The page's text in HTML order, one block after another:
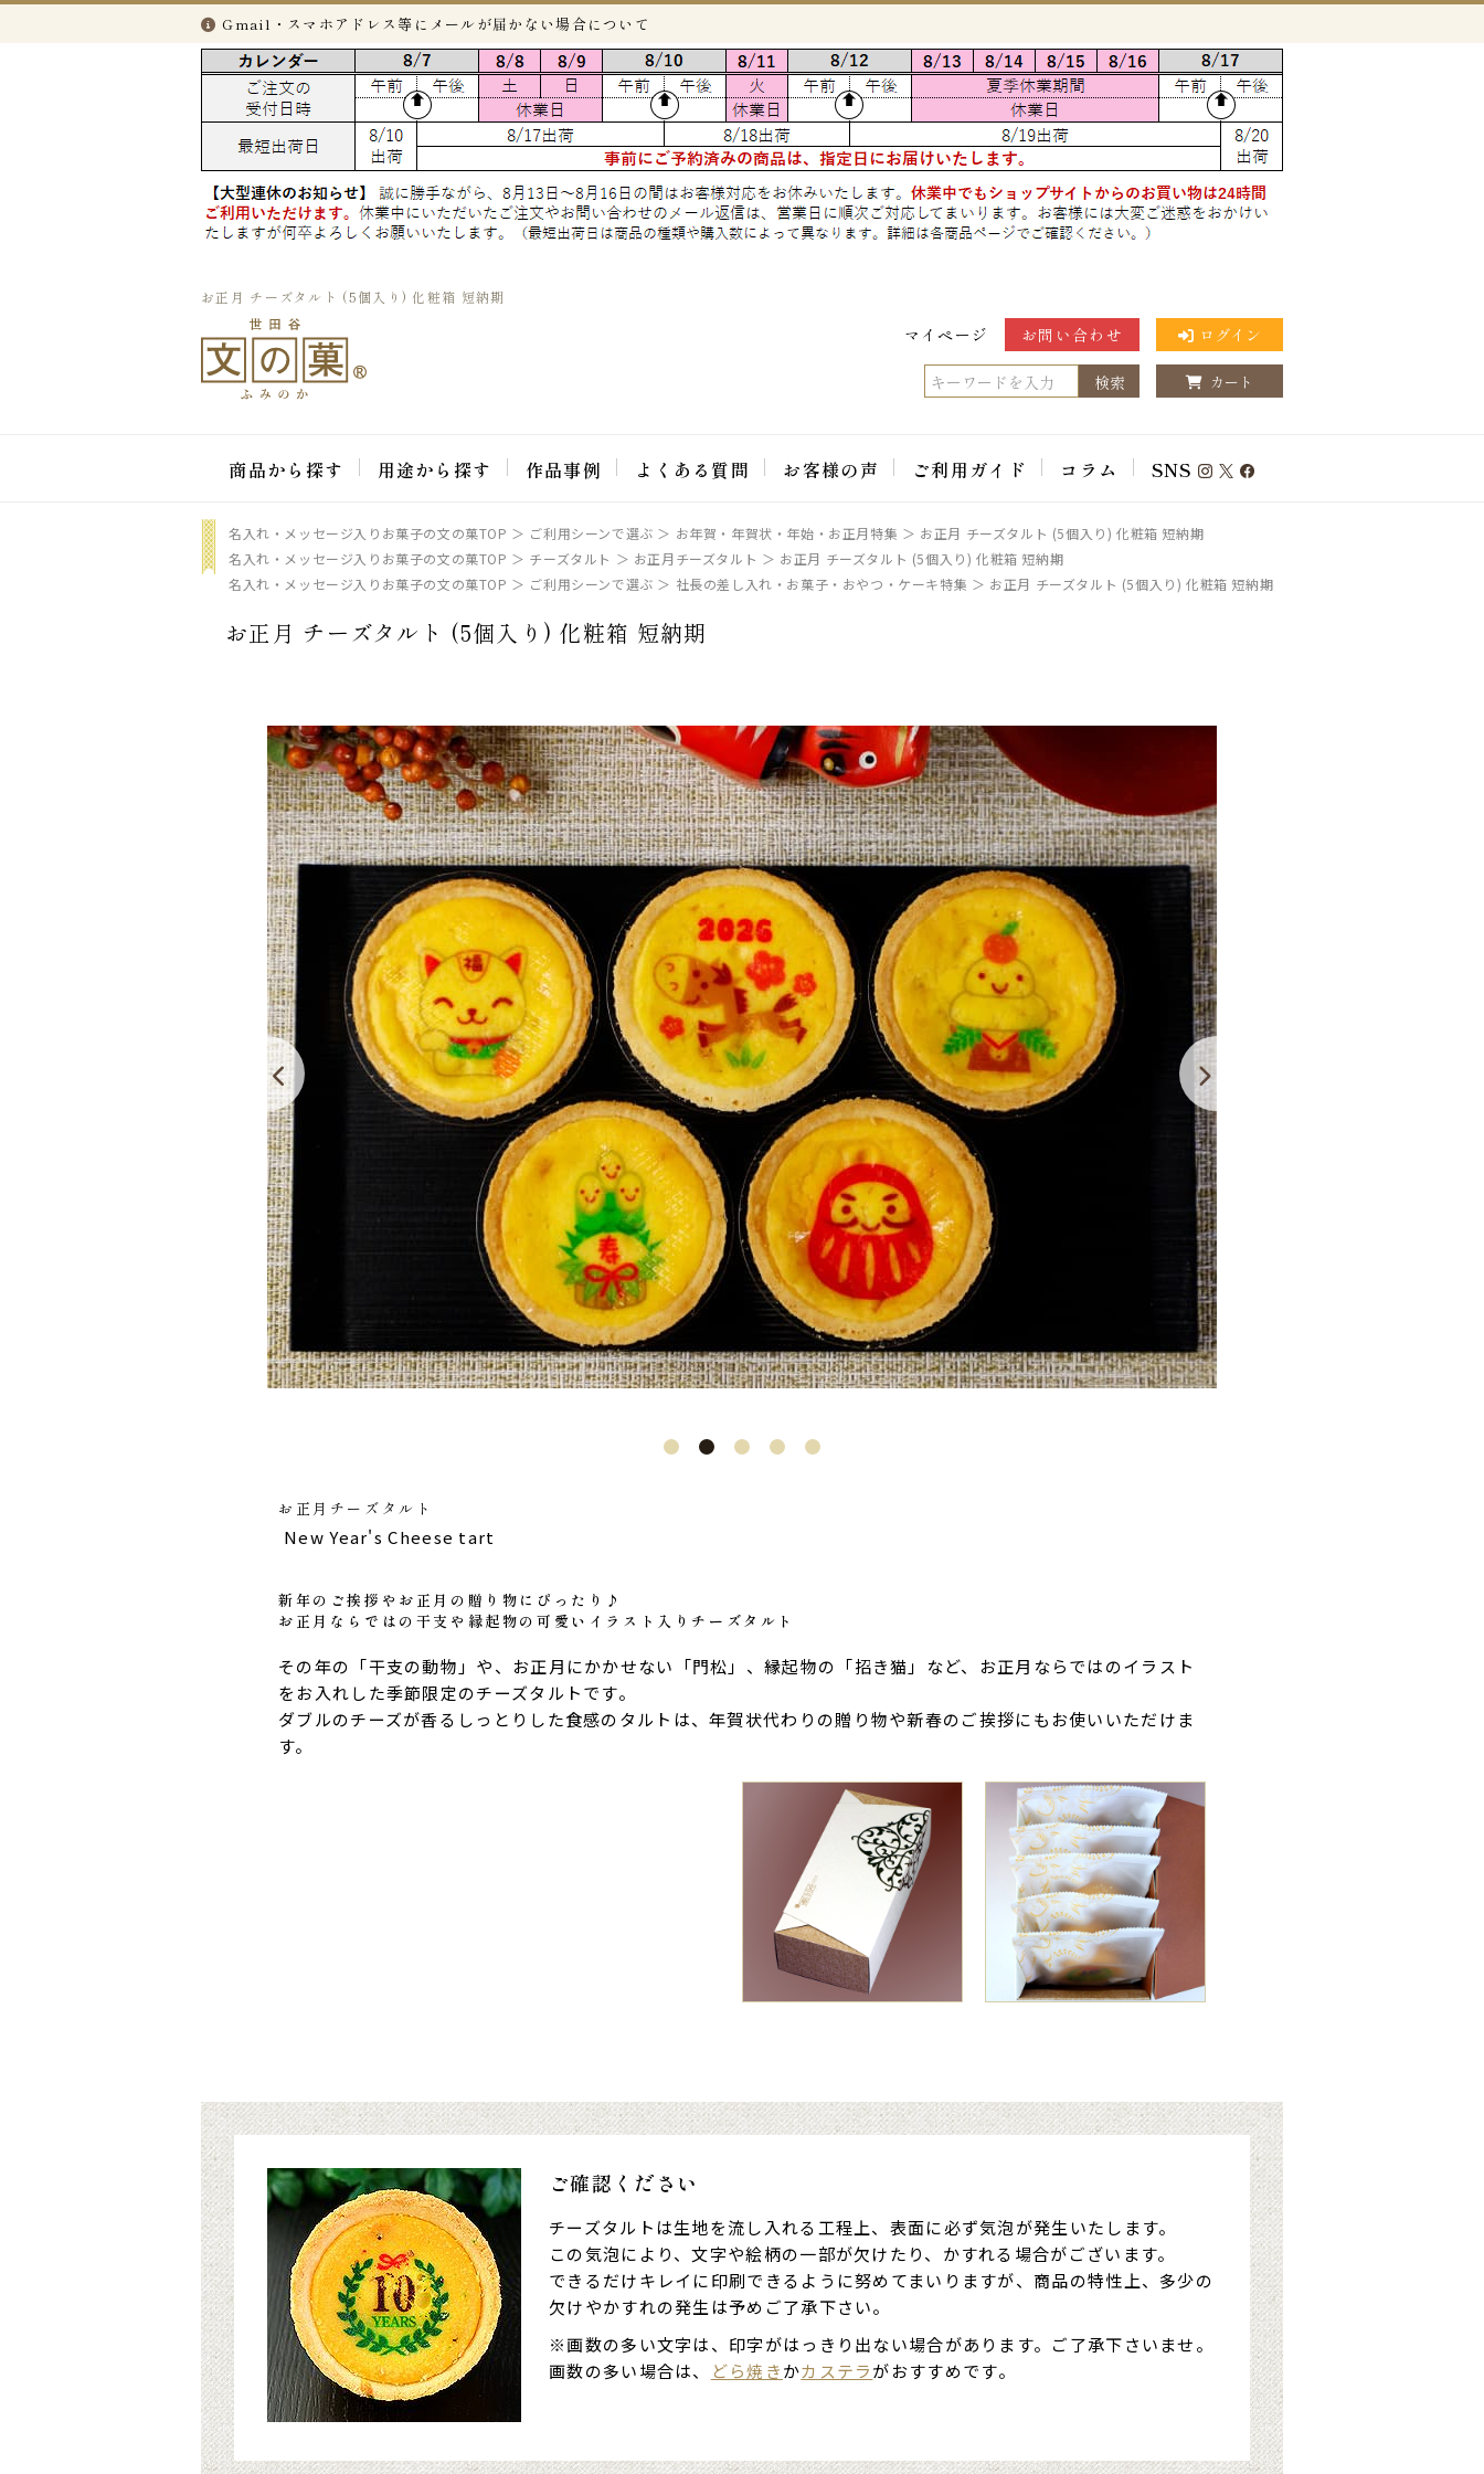
Gmail・スマホアドレス等にメールが届かない場合について
お正月 チーズタルト (5個入り) 化粧箱 短納期
マイページ お問い合わせ ログイン
検索 カート
商品から探す 用途から探す 作品事例 よくある質問 お客様の声 ご利用ガイド コラム SNS
名入れ・メッセージ入りお菓子の文の菓TOP ご利用シーンで選ぶ お年賀・年賀状・年始・お正月特集
お正月 チーズタルト (5個入り) 化粧箱 短納期
名入れ・メッセージ入りお菓子の文の菓TOP
チーズタルト お正月チーズタルト
お正月 チーズタルト (5個入り) 化粧箱 短納期
名入れ・メッセージ入りお菓子の文の菓TOP
ご利用シーンで選ぶ 社長の差し入れ・お菓子・おやつ・ケーキ特集 お正月 チーズタルト (5個入り) 化粧箱 短納期
お正月 チーズタルト (5個入り) 化粧箱 短納期
お正月チーズタルト
New Year's Cheese tart
新年のご挨拶やお正月の贈り物にぴったり♪
お正月ならではの干支や縁起物の可愛いイラスト入りチーズタルト
その年の「干支の動物」や、お正月にかかせない「門松」、縁起物の「招き猫」など、お正月ならではのイラスト
をお入れした季節限定のチーズタルトです。
ダブルのチーズが香るしっとりした食感のタルトは、年賀状代わりの贈り物や新春のご挨拶にもお使いいただけま
す。
ご確認ください
チーズタルトは生地を流し入れる工程上、表面に必ず気泡が発生いたします。
この気泡により、文字や絵柄の一部が欠けたり、かすれる場合がございます。
できるだけキレイに印刷できるように努めてまいりますが、商品の特性上、多少の
欠けやかすれの発生は予めご了承下さい。
※画数の多い文字は、印字がはっきり出ない場合があります。ご了承下さいませ。
画数の多い場合は、
どら焼きかカステラがおすすめです。